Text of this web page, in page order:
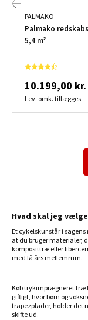
PALMAKO
Palmako
5,4 m²
10.199,00 kr.
Lev. omk. tillægges
Hvad skal jeg
Et cykelskur står i
at du bruger materialer,
komposittræ eller
med få års mellemrum.
Køb trykimprægneret træ
giftigt, hvor børn og
trapezplader, holder det
skifte ud.